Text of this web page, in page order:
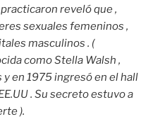
reveló que ,
sexuales femeninos ,
masculinos . (
como Stella Walsh ,
en 1975 ingresó en el hall
. Su secreto estuvo a
de su muerte ).